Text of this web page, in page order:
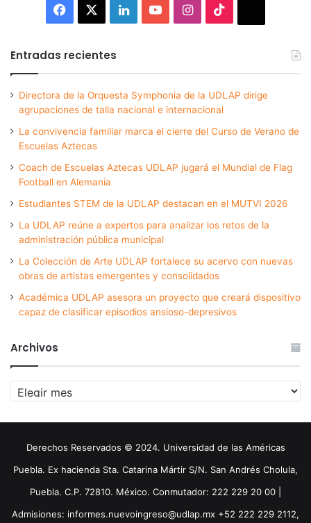
Facebook LinkedInYouTubeInstagram
Entradas recientes
Directora de la Orquesta Symphonia de la UDLAP dirige
agrupaciones de talla nacional e internacional
La convivencia familiar marca el cierre del Curso de Verano de
Escuelas Aztecas
Coach de Escuelas Aztecas UDLAP jugará el Mundial de Flag
Football en Alemania
Estudiantes STEM de la UDLAP destacan en el MUTVI 2026
La UDLAP reúne a expertos para analizar los retos de la
administración pública municipal
La Colección de Arte UDLAP fortalece su acervo con nuevas
obras de artistas emergentes y consolidados
Académica UDLAP asesora un proyecto que creará dispositivo
capaz de clasificar episodios ansioso-depresivos
Archivos
Archivos
Derechos Reservados © 2024. Universidad de las Américas
Puebla. Ex hacienda Sta. Catarina Mártir S/N. San Andrés Cholula,
Puebla. C.P. 72810. México. Conmutador: 222 229 20 00 |
Admisiones: informes.nuevoingreso@udlap.mx +52 222 229 2112,